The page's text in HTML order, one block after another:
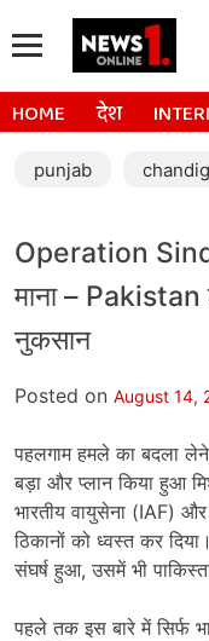
HOME देश
punjab
Operation
माना –
नुकसान
Posted on August 14,
पहलगाम हमले का बदला
बड़ा और प्लान किया हुआ
भारतीय वायुसेना (IAF)
ठिकानों को ध्वस्त कर
संघर्ष हुआ, उसमें भी
पहले तक इस बारे में सिर्फ